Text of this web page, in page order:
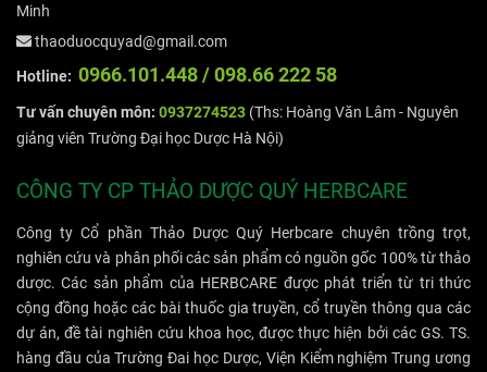
Minh
thaoduocquyad@gmail.com
Hotline: 0966.101.448 /098.66 222 58
Tư vấn chuyên môn: 0937274523 (Ths: Hoàng Văn Lâm - Nguyên
giảng viên Trường Đại học Dược Hà Nội)
CÔNG TY CP THẢO DƯỢC QUÝ HERBCARE
Công ty Cổ phần Thảo Dược Quý Herbcare chuyên trồng trọt,
nghiên cứu và phân phối các sản phẩm có nguồn gốc 100% từ thảo
dược. Các sản phẩm của HERBCARE được phát triển từ tri thức
cộng đồng hoặc các bài thuốc gia truyền, cổ truyền thông qua các
dự án, đề tài nghiên cứu khoa học, được thực hiện bởi các GS. TS.
hàng đầu của Trường Đai học Dược, Viện Kiểm nghiệm Trung ương